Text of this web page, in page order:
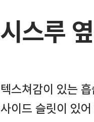
시스루
텍스쳐감이 있는
사이드 슬릿이 있